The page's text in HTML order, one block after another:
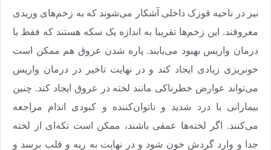
نیز در ناحیه قوزک داخلی آشکار می‌شوند که به زخم‌های وریدی
معروفند. این زخم‌ها تقریبا به اندازه یک سکه هستند که فقط با
درمان واریس بهبود می‌یابند. پاره شدن عروق هم ممکن است
خونریزی زیادی ایجاد کند و در نهایت تاخیر در درمان واریس
می‌تواند عوارض خطرناکی مانند لخته در عروق ایجاد کند. چنین
بیمارانی با درد شدید و ناتوان‌کننده و کبودی اندام مراجعه
می‌کنند. اگر لخته‌ها عمقی باشند، ممکن است تکه‌ای از لخته
جدا و وارد گردش خون شود و در نهایت به ریه و قلب برسد و